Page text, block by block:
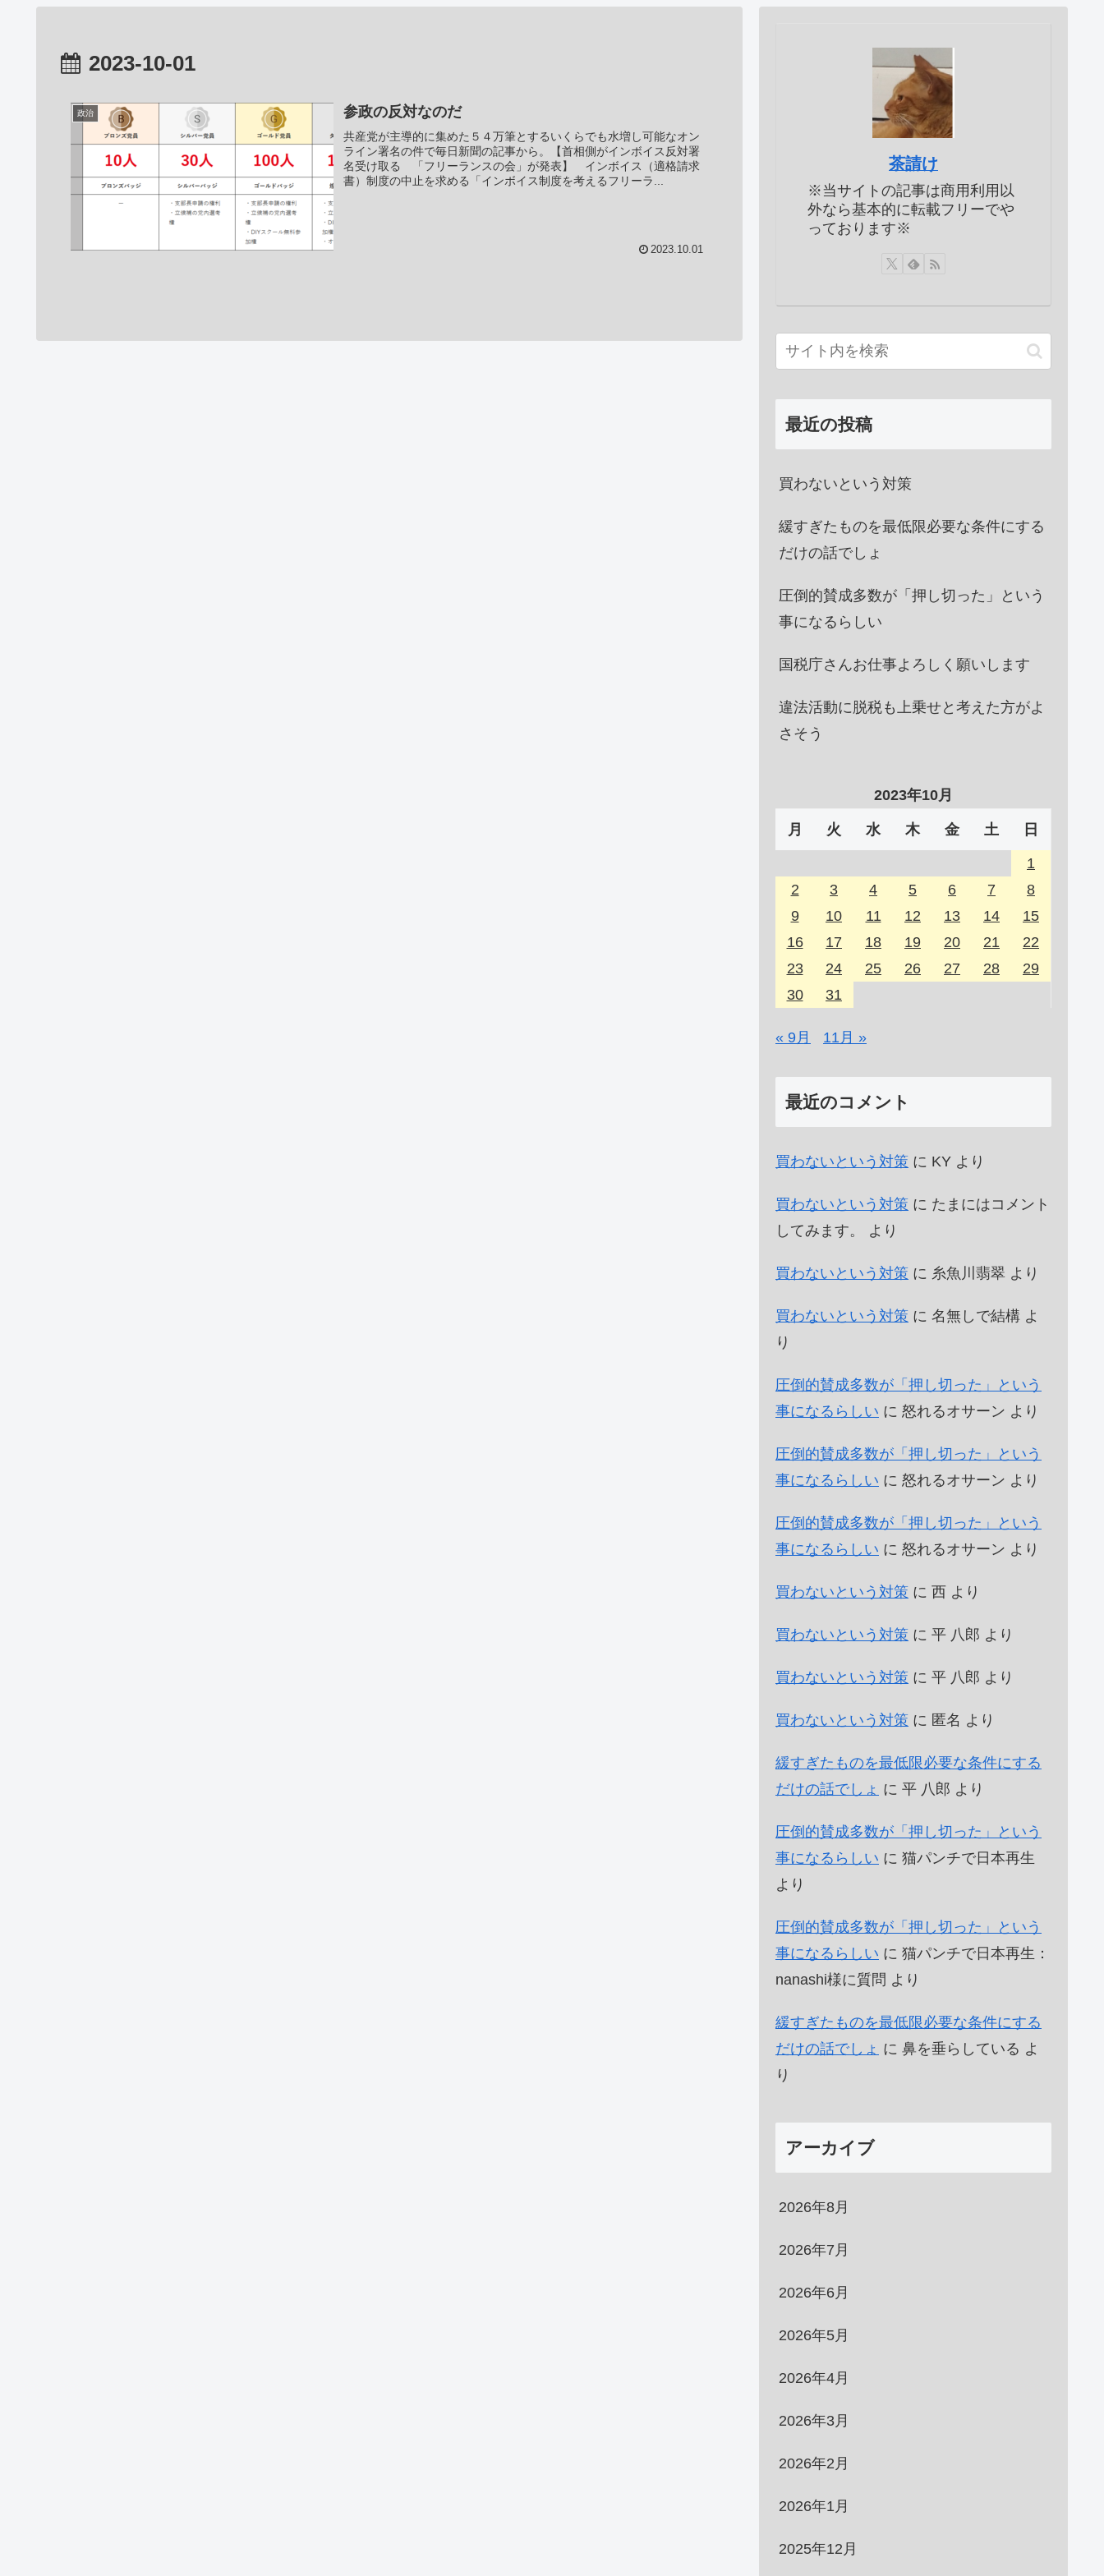
2023-10-01
政治 参政の反対なのだ
共産党が主導的に集めた５４万筆とするいくらでも水増し可能なオン
ライン署名の件で毎日新聞の記事から。【首相側がインボイス反対署
名受け取る 「フリーランスの会」が発表】 インボイス（適格請求
書）制度の中止を求める「インボイス制度を考えるフリーラ...
2023.10.01
茶請け
※当サイトの記事は商用利用以
外なら基本的に転載フリーでや
っております※
最近の投稿
買わないという対策
緩すぎたものを最低限必要な条件にする
だけの話でしょ
圧倒的賛成多数が「押し切った」という
事になるらしい
国税庁さんお仕事よろしく願いします
違法活動に脱税も上乗せと考えた方がよ
さそう
2023年10月
月 火 水 木 金 土 日
1
2
3 4 5 6 7
8
9
10 11 12 13 14
15
16
17 18 19 20 21
22
23
24 25 26 27 28
29
30
31
« 9月 11月 »
最近のコメント
買わないという対策 に KY より
買わないという対策 に たまにはコメント
してみます。
より
買わないという対策 に 糸魚川翡翠 より
買わないという対策 に 名無しで結構 よ
り
圧倒的賛成多数が「押し切った」という
事になるらしい に 怒れるオサーン より
圧倒的賛成多数が「押し切った」という
事になるらしい に 怒れるオサーン より
圧倒的賛成多数が「押し切った」という
事になるらしい に 怒れるオサーン より
買わないという対策 に 西 より
買わないという対策 に 平 八郎 より
買わないという対策 に 平 八郎 より
買わないという対策 に 匿名 より
緩すぎたものを最低限必要な条件にする
だけの話でしょ に 平 八郎 より
圧倒的賛成多数が「押し切った」という
事になるらしい に 猫パンチで日本再生
より
圧倒的賛成多数が「押し切った」という
事になるらしい に 猫パンチで日本再生：
nanashi様に質問 より
緩すぎたものを最低限必要な条件にする
だけの話でしょ に 鼻を垂らしている よ
り
アーカイブ
2026年8月
2026年7月
2026年6月
2026年5月
2026年4月
2026年3月
2026年2月
2026年1月
2025年12月